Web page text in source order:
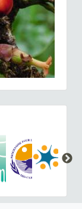
Fiche espèce
Fiche espèce